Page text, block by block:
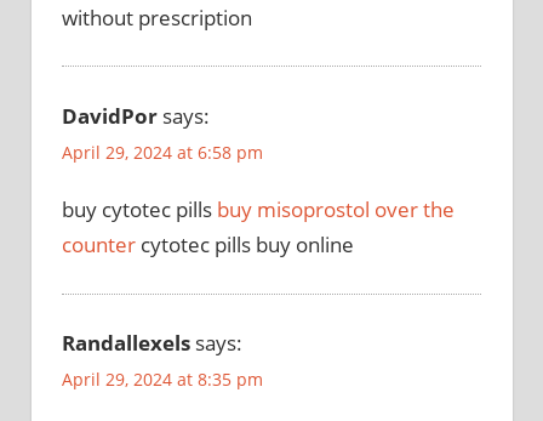
without prescription
DavidPor says:
April 29, 2024 at 6:58 pm
buy cytotec pills buy misoprostol over the
counter cytotec pills buy online
Randallexels says:
April 29, 2024 at 8:35 pm